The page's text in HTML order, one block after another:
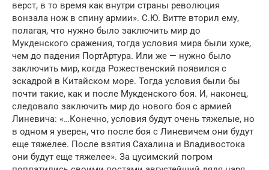
верст, в то время как внутри страны революция
вонзала нож в спину армии». С.Ю. Витте вторил ему,
полагая, что нужно было заключить мир до
Мукденского сражения, тогда условия мира были хуже,
чем до падения ПортАртура. Или же — нужно было
заключить мир, когда Рожественский появился с
эскадрой в Китайском море. Тогда условия были бы
почти такие, как и после Мукденского боя. И, наконец,
следовало заключить мир до нового боя с армией
Линевича: «…Конечно, условия будут очень тяжелые, но
в одном я уверен, что после боя с Линевичем они будут
еще тяжелее. После взятия Сахалина и Владивостока
они будут еще тяжелее». За цусимский погром